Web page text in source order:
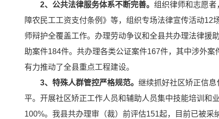
2、公共法律服务体系不断完善。 组织律师和志愿
障农民工工资支付条例》等，组织专场法律宣传活动
师辩护全覆盖工作。办理劳动争议和全县共办理法律援
助案件184件。共办理各类公证案件167件，其中涉外
有力推动了全县重点工程建设。
3、特殊人群管控严格规范。 继续抓好社区矫正信息
平。开展社区矫正工作人员和辅助人员集中技能培训和
100%。我县共办理审（裁）前评估151起，目前已被